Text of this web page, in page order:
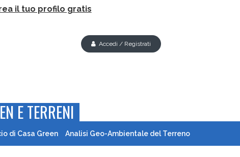
il tuo profilo gratis
Accedi / Registrati
E TERRENI
di Casa Green Analisi Geo-Ambientale del Terreno